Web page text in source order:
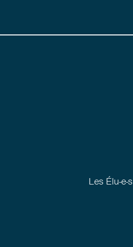
Les Élu-e-s